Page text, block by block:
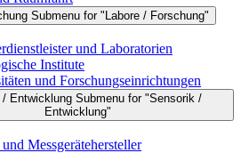
Submenu for "Labore / Forschung"
und Laboratorien
Institute
und Forschungseinrichtungen
Entwicklung Submenu for "Sensorik /
Entwicklung"
und Messgerätehersteller